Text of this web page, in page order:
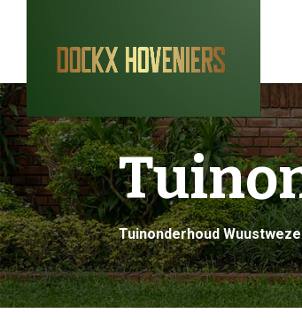
Tuinonderhoud